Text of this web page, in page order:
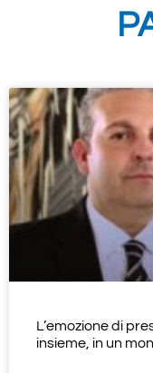
L’emozione di
insieme, in un